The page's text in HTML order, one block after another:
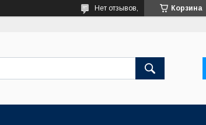
Корзина
Нет отзывов,